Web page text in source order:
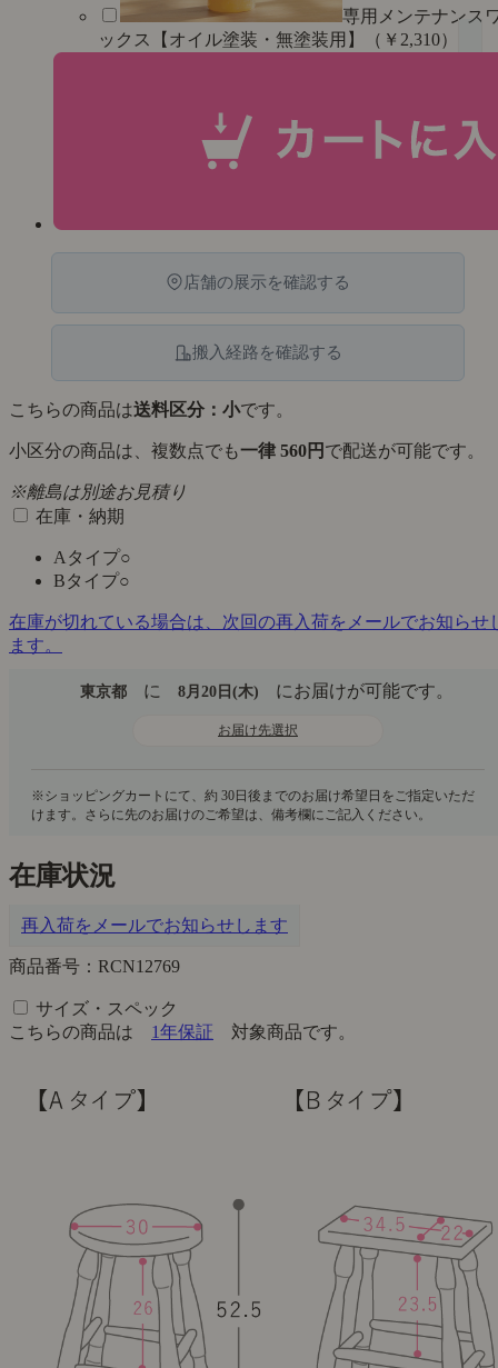
専用メンテナンス
ックス【オイル塗装・無塗装用】（￥2,310）
店舗の展示を確認する
搬入経路を確認する
こちらの商品は送料区分：小です。
小区分の商品は、複数点でも一律 560円 で配送が可能です。
※離島は別途お見積り
在庫・納期
Aタイプ○
Bタイプ○
在庫が切れている場合は、次回の再入荷をメールでお知らせ
ます。
東京都 に 8月20日(木) にお届けが可能です。
お届け先選択
在庫状況
再入荷をメールでお知らせします
商品番号：RCN12769
サイズ・スペック
こちらの商品は 1年保証 対象商品です。